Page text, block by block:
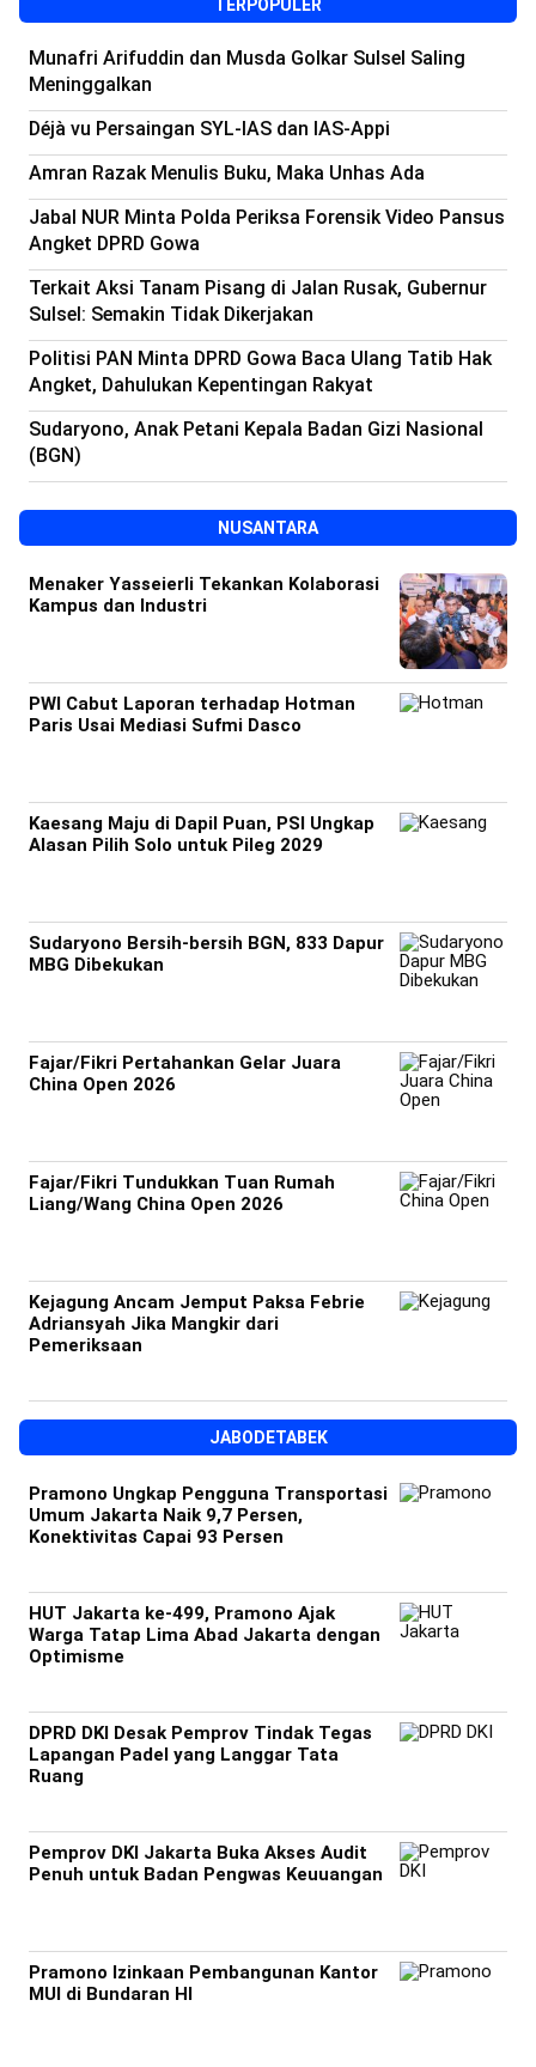
TERPOPULER
Munafri Arifuddin dan Musda Golkar Sulsel Saling
Meninggalkan
Déjà vu Persaingan SYL-IAS dan IAS-Appi
Amran Razak Menulis Buku, Maka Unhas Ada
Jabal NUR Minta Polda Periksa Forensik Video Pansus
Angket DPRD Gowa
Terkait Aksi Tanam Pisang di Jalan Rusak, Gubernur
Sulsel: Semakin Tidak Dikerjakan
Politisi PAN Minta DPRD Gowa Baca Ulang Tatib Hak
Angket, Dahulukan Kepentingan Rakyat
Sudaryono, Anak Petani Kepala Badan Gizi Nasional
(BGN)
NUSANTARA
Menaker Yasseierli Tekankan Kolaborasi
Kampus dan Industri
PWI Cabut Laporan terhadap Hotman
Paris Usai Mediasi Sufmi Dasco
Kaesang Maju di Dapil Puan, PSI Ungkap
Alasan Pilih Solo untuk Pileg 2029
Sudaryono Bersih-bersih BGN, 833 Dapur
MBG Dibekukan
Fajar/Fikri Pertahankan Gelar Juara
China Open 2026
Fajar/Fikri Tundukkan Tuan Rumah
Liang/Wang China Open 2026
Kejagung Ancam Jemput Paksa Febrie
Adriansyah Jika Mangkir dari
Pemeriksaan
JABODETABEK
Pramono Ungkap Pengguna Transportasi
Umum Jakarta Naik 9,7 Persen,
Konektivitas Capai 93 Persen
HUT Jakarta ke-499, Pramono Ajak
Warga Tatap Lima Abad Jakarta dengan
Optimisme
DPRD DKI Desak Pemprov Tindak Tegas
Lapangan Padel yang Langgar Tata
Ruang
Pemprov DKI Jakarta Buka Akses Audit
Penuh untuk Badan Pengwas Keuuangan
Pramono Izinkaan Pembangunan Kantor
MUI di Bundaran HI